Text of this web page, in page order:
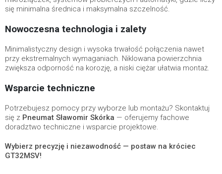
się minimalna średnica i maksymalna szczelność.
Nowoczesna technologia i zalety
Minimalistyczny design i wysoka trwałość połączenia nawet
przy ekstremalnych wymaganiach. Niklowana powierzchnia
zwiększa odporność na korozję, a niski ciężar ułatwia montaż.
Wsparcie techniczne
Potrzebujesz pomocy przy wyborze lub montażu? Skontaktuj
się z Pneumat Sławomir Skórka — oferujemy fachowe
doradztwo techniczne i wsparcie projektowe.
Wybierz precyzję i niezawodność — postaw na króciec
GT32MSV!